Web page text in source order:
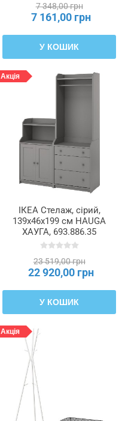
7 348,00 грн
7 161,00 грн
У КОШИК
Акція
ІКЕА Стелаж, сірий,
139x46x199 см HAUGA
ХАУГА, 693.886.35
23 519,00 грн
22 920,00 грн
У КОШИК
Акція